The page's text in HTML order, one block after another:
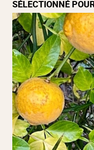
SÉLECTIONNÉ